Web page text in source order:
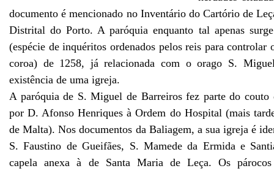
documento é mencionado no Inventário do Cartório de
Distrital do Porto. A paróquia enquanto tal apenas
(espécie de inquéritos ordenados pelos reis para controlar
coroa) de 1258, já relacionada com o orago S.
existência de uma igreja.
A paróquia de S. Miguel de Barreiros fez parte do
por D. Afonso Henriques à Ordem do Hospital (mais
de Malta). Nos documentos da Baliagem, a sua igreja é
S. Faustino de Gueifães, S. Mamede da Ermida e
capela anexa à de Santa Maria de Leça. Os párocos